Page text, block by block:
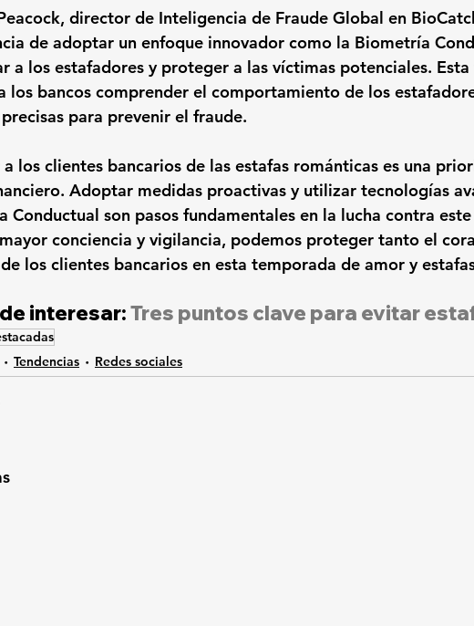
director de Inteligencia de Fraude Global en
de adoptar un enfoque innovador como la Biometría
a los estafadores y proteger a las víctimas potenciales.
los bancos comprender el comportamiento de los
para prevenir el fraude.
los clientes bancarios de las estafas románticas es una
Adoptar medidas proactivas y utilizar tecnologías
Conductual son pasos fundamentales en la lucha contra
conciencia y vigilancia, podemos proteger tanto el
los clientes bancarios en esta temporada de amor y
interesar: Tres puntos clave para evitar
Tendencias Redes sociales